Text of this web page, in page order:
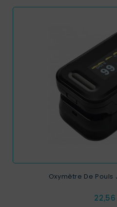
Oxymètre De Pouls
Prix